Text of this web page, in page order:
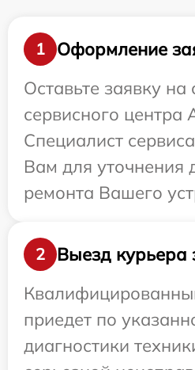
1
Оформление
Оставьте заявку на
сервисного центра
Специалист
Вам для уточнения
ремонта Вашего
2
Выезд курьера
приедет по
диагностики